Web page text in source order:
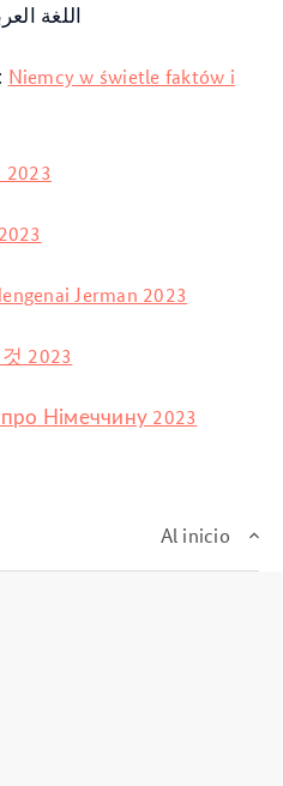
اللغة
Niemcy w świetle faktów i
2023
Jerman 2023
2023
Німеччину 2023
Al inicio